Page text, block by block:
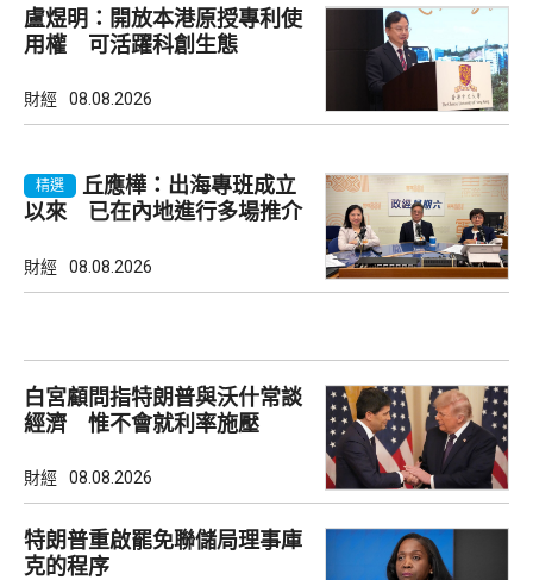
盧煜明：開放本港原授專利使
用權 可活躍科創生態
財經 08.08.2026
精選
丘應樺：出海專班成立
以來 已在內地進行多場推介
財經 08.08.2026
白宮顧問指特朗普與沃什常談
經濟 惟不會就利率施壓
財經 08.08.2026
特朗普重啟罷免聯儲局理事庫
克的程序